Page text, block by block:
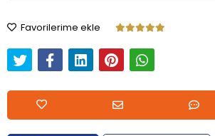
Favorilerime ekle